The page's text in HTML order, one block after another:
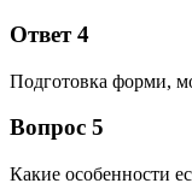
Ответ 4
Подготовка форми,
Вопрос 5
Какие особенности